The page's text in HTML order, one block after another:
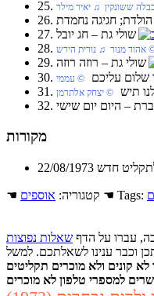
ששונקין‏ ♫ יאיר מילר
הולדת; חגיגה נחמדת
27. שולי גת‏ – חג יובל
אהוד מנור‏ ♫ נורית הירש
29. שולי גת‏ – רוזה רוזה
שלום עליכם
תיש ‏ © יצחק אלתרמן
דברת‏ – היום יום שישי
מקורות
☚ קטגוריה: אוספים ☚ Tags:
עברו על הדף שאלות נפוצות